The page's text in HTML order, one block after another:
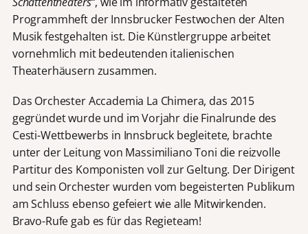
Programmheft der Innsbrucker Festwochen der Alten
Musik festgehalten ist. Die Künstlergruppe arbeitet
vornehmlich mit bedeutenden italienischen
Theaterhäusern zusammen.
Das Orchester Accademia La Chimera, das 2015
gegründet wurde und im Vorjahr die Finalrunde des
Cesti-Wettbewerbs in Innsbruck begleitete, brachte
unter der Leitung von Massimiliano Toni die reizvolle
Partitur des Komponisten voll zur Geltung. Der Dirigent
und sein Orchester wurden vom begeisterten Publikum
am Schluss ebenso gefeiert wie alle Mitwirkenden.
Bravo-Rufe gab es für das Regieteam!